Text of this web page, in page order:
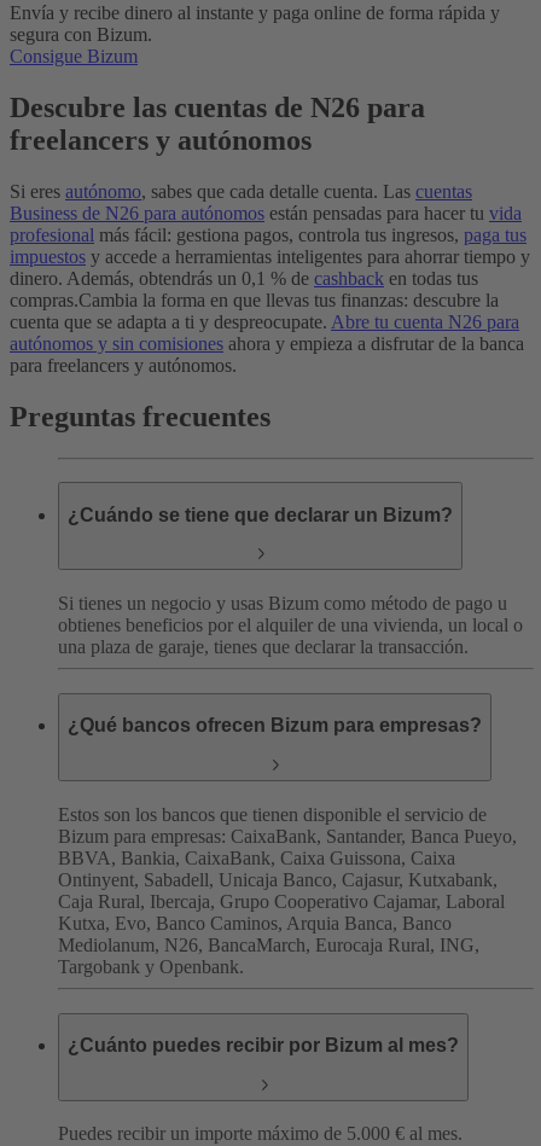
Envía y recibe dinero al instante y paga online de forma rápida y
segura con Bizum.
Consigue Bizum
Descubre las cuentas de N26 para
freelancers y autónomos
Si eres autónomo, sabes que cada detalle cuenta. Las cuentas
Business de N26 para autónomos están pensadas para hacer tu vida
profesional más fácil: gestiona pagos, controla tus ingresos, paga tus
impuestos y accede a herramientas inteligentes para ahorrar tiempo y
dinero. Además, obtendrás un 0,1 % de cashback en todas tus
compras.Cambia la forma en que llevas tus finanzas: descubre la
cuenta que se adapta a ti y despreocupate. Abre tu cuenta N26 para
autónomos y sin comisiones ahora y empieza a disfrutar de la banca
para freelancers y autónomos.
Preguntas frecuentes
¿Cuándo se tiene que declarar un Bizum?
Si tienes un negocio y usas Bizum como método de pago u
obtienes beneficios por el alquiler de una vivienda, un local o
una plaza de garaje, tienes que declarar la transacción.
¿Qué bancos ofrecen Bizum para empresas?
Estos son los bancos que tienen disponible el servicio de
Bizum para empresas: CaixaBank, Santander, Banca Pueyo,
BBVA, Bankia, CaixaBank, Caixa Guissona, Caixa
Ontinyent, Sabadell, Unicaja Banco, Cajasur, Kutxabank,
Caja Rural, Ibercaja, Grupo Cooperativo Cajamar, Laboral
Kutxa, Evo, Banco Caminos, Arquia Banca, Banco
Mediolanum, N26, BancaMarch, Eurocaja Rural, ING,
Targobank y Openbank.
¿Cuánto puedes recibir por Bizum al mes?
Puedes recibir un importe máximo de 5.000 € al mes.